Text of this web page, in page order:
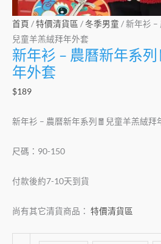
首頁 /特價清貨區 /冬季男童 / 新年衫 –
兒童羊羔絨拜年外套
新年衫 – 農曆新年系
年外套
$189
新年衫 – 農曆新年系列🧧兒童羊羔絨拜
尺碼：90-150
付款後約7-10天到貨
尚有其它清貨商品： 特價清貨區
外
套
數
量